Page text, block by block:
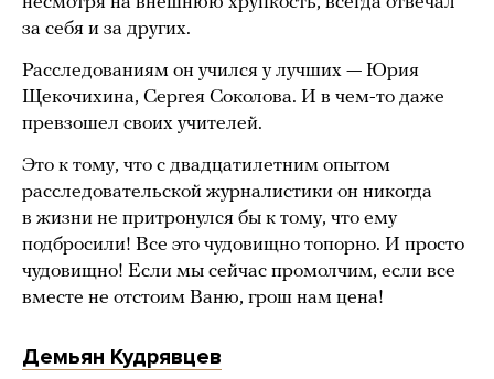
за себя и за других.
Расследованиям он учился у лучших — Юрия
Щекочихина, Сергея Соколова. И в чем-то даже
превзошел своих учителей.
Это к тому, что с двадцатилетним опытом
расследовательской журналистики он никогда
в жизни не притронулся бы к тому, что ему
подбросили! Все это чудовищно топорно. И просто
чудовищно! Если мы сейчас промолчим, если все
вместе не отстоим Ваню, грош нам цена!
Демьян Кудрявцев